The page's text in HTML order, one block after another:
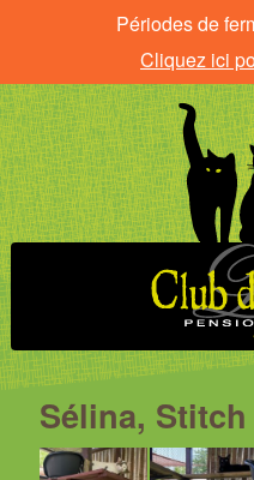
Sélina,
Périodes de
Cliquez ici